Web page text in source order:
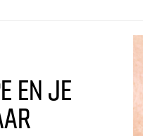
EN JE